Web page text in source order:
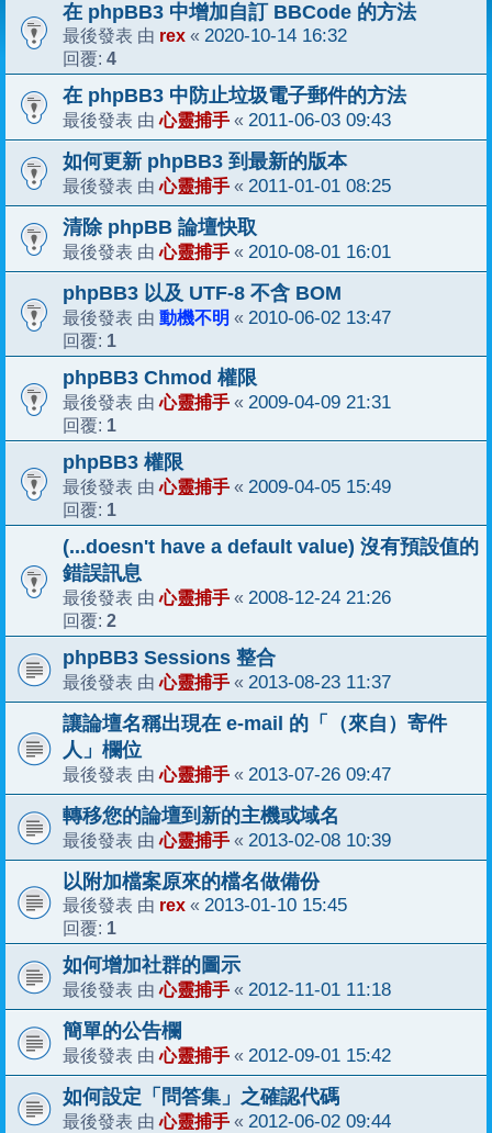
在 phpBB3 中增加自訂 BBCode 的方法
最後發表 由 rex « 2020-10-14 16:32
回覆: 4
在 phpBB3 中防止垃圾電子郵件的方法
最後發表 由心靈捕手 « 2011-06-03 09:43
如何更新 phpBB3 到最新的版本
最後發表 由心靈捕手 « 2011-01-01 08:25
清除 phpBB 論壇快取
最後發表 由心靈捕手 « 2010-08-01 16:01
phpBB3 以及 UTF-8 不含 BOM
最後發表 由 動機不明 « 2010-06-02 13:47
回覆: 1
phpBB3 Chmod 權限
最後發表 由心靈捕手 « 2009-04-09 21:31
回覆: 1
phpBB3 權限
最後發表 由心靈捕手 « 2009-04-05 15:49
回覆: 1
(...doesn't have a default value) 沒有預設值的
錯誤訊息
最後發表 由心靈捕手 « 2008-12-24 21:26
回覆: 2
phpBB3 Sessions 整合
最後發表 由心靈捕手 « 2013-08-23 11:37
讓論壇名稱出現在 e-mail 的「（來自）寄件
人」欄位
最後發表 由心靈捕手 « 2013-07-26 09:47
轉移您的論壇到新的主機或域名
最後發表 由心靈捕手 « 2013-02-08 10:39
以附加檔案原來的檔名做備份
最後發表 由 rex « 2013-01-10 15:45
回覆: 1
如何增加社群的圖示
最後發表 由心靈捕手 « 2012-11-01 11:18
簡單的公告欄
最後發表 由心靈捕手 « 2012-09-01 15:42
如何設定「問答集」之確認代碼
最後發表 由心靈捕手 « 2012-06-02 09:44